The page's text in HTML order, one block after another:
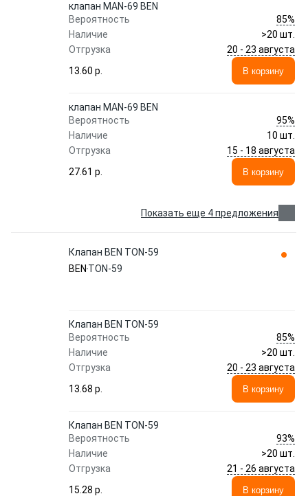
клапан MAN-69 BEN
Вероятность
85%
Наличие
>20 шт.
Отгрузка
20 - 23 августа
13.60 p.
В корзину
клапан MAN-69 BEN
Вероятность
95%
Наличие
10 шт.
Отгрузка
15 - 18 августа
27.61 p.
В корзину
Показать еще 4 предложения
Клапан BEN TON-59
BEN TON-59
Клапан BEN TON-59
Вероятность
85%
Наличие
>20 шт.
Отгрузка
20 - 23 августа
13.68 p.
В корзину
Клапан BEN TON-59
Вероятность
93%
Наличие
>20 шт.
Отгрузка
21 - 26 августа
15.28 p.
В корзину